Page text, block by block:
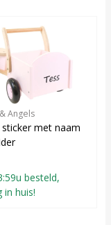
Angels
met naam
besteld,
in huis!